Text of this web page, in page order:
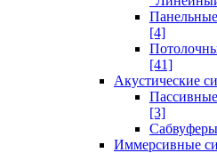
[4]
[41]
Акустические
[3]
Иммерсивные